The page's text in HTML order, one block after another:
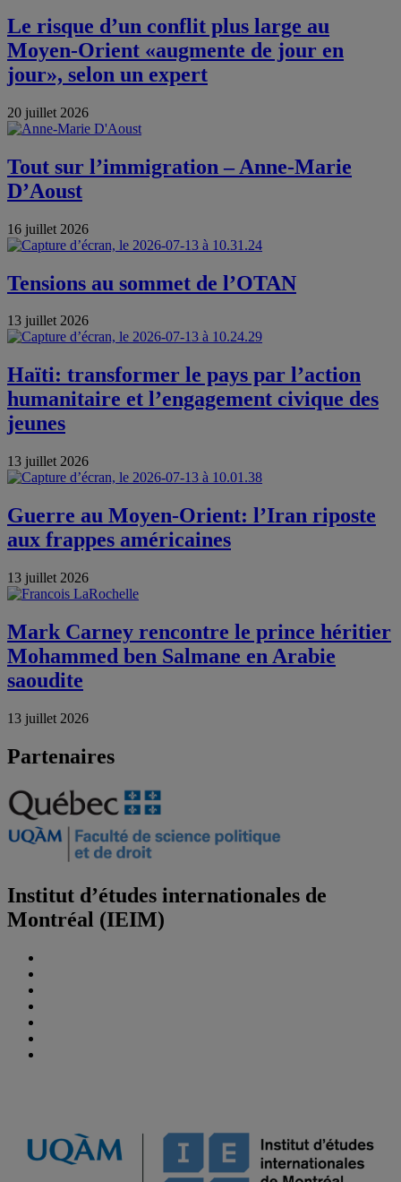
Le risque d’un conflit plus large au
Moyen-Orient «augmente de jour en
jour», selon un expert
20 juillet 2026
Tout sur l’immigration – Anne-Marie
D’Aoust
16 juillet 2026
Tensions au sommet de l’OTAN
13 juillet 2026
Haïti: transformer le pays par l’action
humanitaire et l’engagement civique des
jeunes
13 juillet 2026
Guerre au Moyen-Orient: l’Iran riposte
aux frappes américaines
13 juillet 2026
Mark Carney rencontre le prince héritier
Mohammed ben Salmane en Arabie
saoudite
13 juillet 2026
Partenaires
Institut d’études internationales de
Montréal (IEIM)